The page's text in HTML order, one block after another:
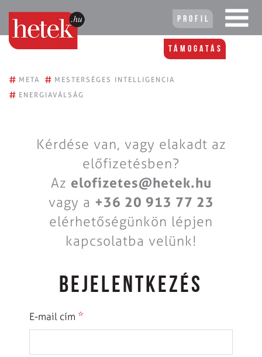
Profil
Támogatás
# META # MESTERSÉGES INTELLIGENCIA
# ENERGIAVÁLSÁG
Kérdése van, vagy elakadt az
előfizetésben?
Az elofizetes@hetek.hu
vagy a +36 20 913 77 23
elérhetőségünkön lépjen
kapcsolatba velünk!
BEJELENTKEZÉS
E-mail cím *